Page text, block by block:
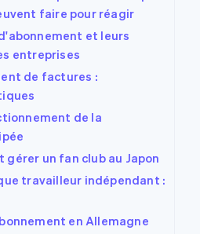
faire pour réagir
et leurs
entreprises
de factures :
de la
gérer un fan club au Japon
travailleur indépendant :
en Allemagne